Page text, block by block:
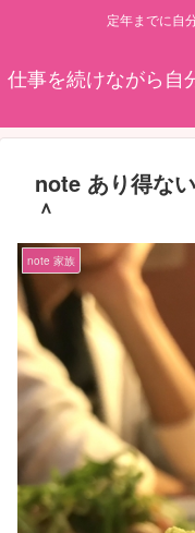
定年までに自
仕事を続けながら自
note あり得な
＾
note 家族